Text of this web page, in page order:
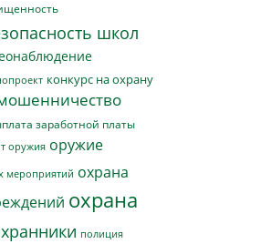
школ
конкурс на охрану
заработной платы
оружия оружие
мероприятий охрана
охрана
полиция